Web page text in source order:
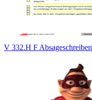
V 332.H F Absageschreiben